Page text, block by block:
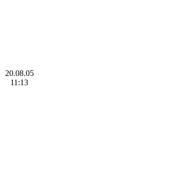
20.08.05
11:13